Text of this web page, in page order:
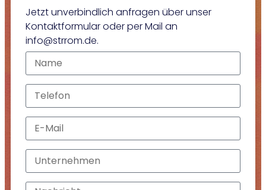
Jetzt unverbindlich anfragen über unser
Kontaktformular oder per Mail an
info@strrom.de.